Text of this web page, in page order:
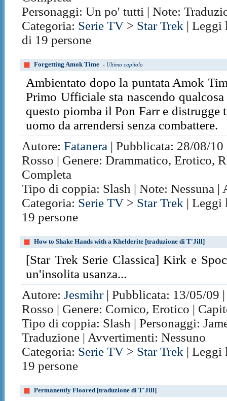
Personaggi: Un po' tutti | Note:
Categoria: Serie TV > Star Trek | Leggi
di 19 persone
Forgetting Amok Time - Ultimo capitolo
Ambientato dopo la puntata Amok
Primo Ufficiale sta nascendo
questo piomba il Pon Farr e
uomo da arrendersi senza combattere.
Autore:Fatanera | Pubblicata: 28/08/
Rosso | Genere: Drammatico, Erotico,
Completa
Tipo di coppia: Slash | Note: Nessuna |
Categoria: Serie TV > Star Trek | Leggi
19 persone
How to Shake Hands with a Khelderite [traduzione di T'Jill]
[Star Trek Serie Classica] Kirk e
un'insolita usanza...
Autore:Jesmihr| Pubblicata: 13/05/09
Rosso | Genere: Comico, Erotico |
Tipo di coppia: Slash | Personaggi:
Traduzione | Avvertimenti: Nessuno
Categoria: Serie TV > Star Trek | Leggi
19 persone
Permanently Floored [traduzione di T'Jill]